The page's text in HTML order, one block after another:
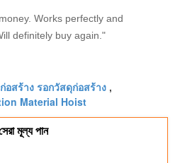
Works perfectly and
definitely buy again."
สร้าง รอกวัสดุก่อสร้าง ,
Material Hoist
মূল্য পান